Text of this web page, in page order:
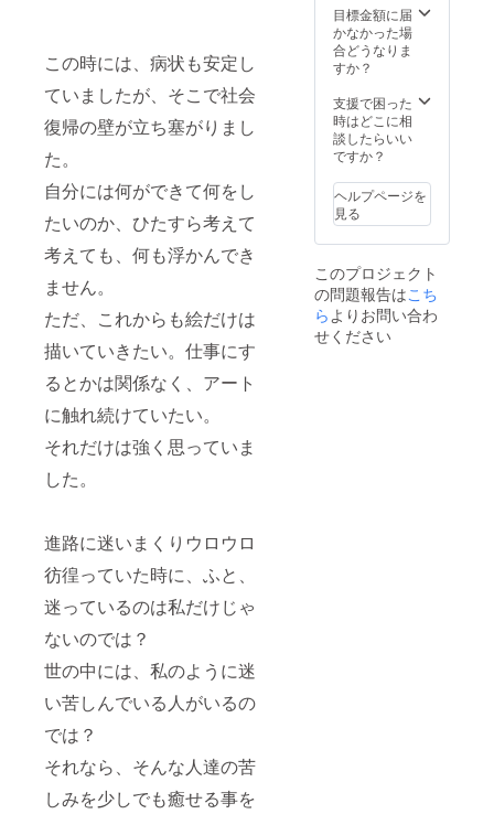
この時には、病状も安定し
ていましたが、そこで社会
復帰の壁が立ち塞がりまし
た。
自分には何ができて何をし
たいのか、ひたすら考えて
考えても、何も浮かんでき
ません。
ただ、これからも絵だけは
描いていきたい。仕事にす
るとかは関係なく、アート
に触れ続けていたい。
それだけは強く思っていま
した。
進路に迷いまくりウロウロ
彷徨っていた時に、ふと、
迷っているのは私だけじゃ
ないのでは？
世の中には、私のように迷
い苦しんでいる人がいるの
では？
それなら、そんな人達の苦
しみを少しでも癒せる事を
回ま
で。(変
更点等
ルで確
認のみ)
４．完
成品を
で確
認。リ
テイク
微調整
回。
５．発
送 ６．
完了 ※
はあり
ませ
ん。
目標金額に届
かなかった場
合どうなりま
すか？
支援で困った
時はどこに相
談したらいい
ですか？
ヘルプページを
見る
このプロジェクト
の問題報告はこち
らよりお問い合わ
せください